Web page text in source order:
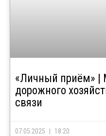
«Личный приём» |
дорожного
связи
07.05.2025 18:20